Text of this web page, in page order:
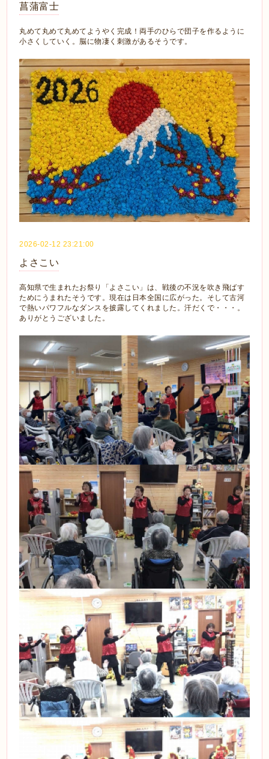
菖蒲富士
丸めて丸めて丸めてようやく完成！両手のひらで団子を作るように
小さくしていく。脳に物凄く刺激があるそうです。
2026-02-12 23:21:00
よさこい
高知県で生まれたお祭り「よさこい」は、戦後の不況を吹き飛ばす
ためにうまれたそうです。現在は日本全国に広がった。そして古河
で熱いパワフルなダンスを披露してくれました。汗だくで・・・。
ありがとうございました。